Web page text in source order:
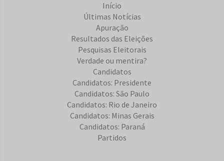
Início
Últimas Notícias
Apuração
Resultados das Eleições
Pesquisas Eleitorais
Verdade ou mentira?
Candidatos
Candidatos: Presidente
Candidatos: São Paulo
Candidatos: Rio de Janeiro
Candidatos: Minas Gerais
Candidatos: Paraná
Partidos